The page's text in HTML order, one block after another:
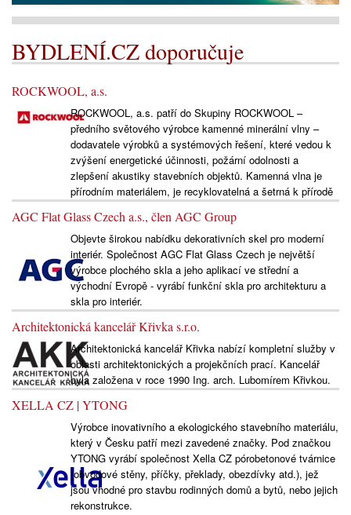
BYDLENÍ.CZ doporučuje
ROCKWOOL, a.s.
ROCKWOOL, a.s. patří do Skupiny ROCKWOOL –
předního světového výrobce kamenné minerální vlny –
dodavatele výrobků a systémových řešení, které vedou k
zvýšení energetické účinnosti, požární odolnosti a
zlepšení akustiky stavebních objektů. Kamenná vlna je
přírodním materiálem, je recyklovatelná a šetrná k přírodě
AGC Flat Glass Czech a.s., člen AGC Group
Objevte širokou nabídku dekorativních skel pro moderní
interiér. Společnost AGC Flat Glass Czech je největší
výrobce plochého skla a jeho aplikací ve střední a
východní Evropě - vyrábí funkční skla pro architekturu a
skla pro interiér.
Architektonická kancelář Křivka s.r.o.
Architektonická kancelář Křivka nabízí kompletní služby v
oblasti architektonických a projekčních prací. Kancelář
byla založena v roce 1990 Ing. arch. Lubomírem Křivkou.
XELLA CZ | YTONG
Výrobce inovativního a ekologického stavebního materiálu,
který v Česku patří mezi zavedené značky. Pod značkou
YTONG vyrábí společnost Xella CZ pórobetonové tvárnice
(obvodové stěny, příčky, překlady, obezdívky atd.), jež
jsou vhodné pro stavbu rodinných domů a bytů, nebo jejich
rekonstrukce.